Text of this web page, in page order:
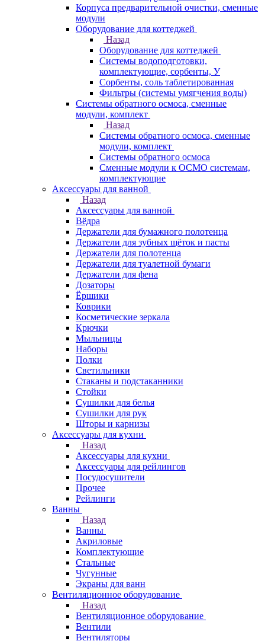
Корпуса предварительной очистки, сменные
модули
Оборудование для коттеджей
Назад
Оборудование для коттеджей
Системы водоподготовки,
комплектующие, сорбенты, У
Сорбенты, соль таблетированная
Фильтры (системы умягчения воды)
Системы обратного осмоса, сменные
модули, комплект
Назад
Системы обратного осмоса, сменные
модули, комплект
Системы обратного осмоса
Сменные модули к ОСМО системам,
комплектующие
Аксессуары для ванной
Назад
Аксессуары для ванной
Вёдра
Держатели для бумажного полотенца
Держатели для зубных щёток и пасты
Держатели для полотенца
Держатели для туалетной бумаги
Держатели для фена
Дозаторы
Ёршики
Коврики
Косметические зеркала
Крючки
Мыльницы
Наборы
Полки
Светильники
Стаканы и подстаканники
Стойки
Сушилки для белья
Сушилки для рук
Шторы и карнизы
Аксессуары для кухни
Назад
Аксессуары для кухни
Аксессуары для рейлингов
Посудосушители
Прочее
Рейлинги
Ванны
Назад
Ванны
Акриловые
Комплектующие
Стальные
Чугунные
Экраны для ванн
Вентиляционное оборудование
Назад
Вентиляционное оборудование
Вентили
Вентиляторы